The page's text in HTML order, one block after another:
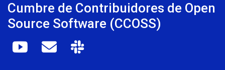
Cumbre de Contribuidores de Open
Source Software (CCOSS)